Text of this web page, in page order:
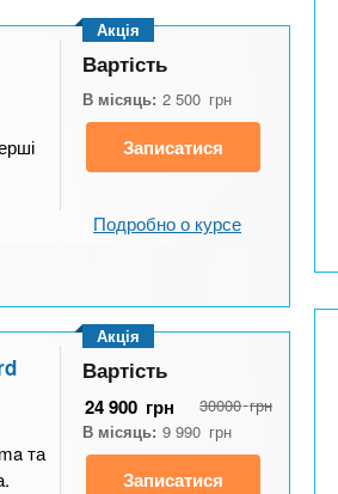
Акція
Вартість
В місяць: 2 500 грн
Записатися
Подробно о курсе
та
Акція
Вартість
24 900 грн 30000 грн
В місяць: 9 990 грн
Записатися